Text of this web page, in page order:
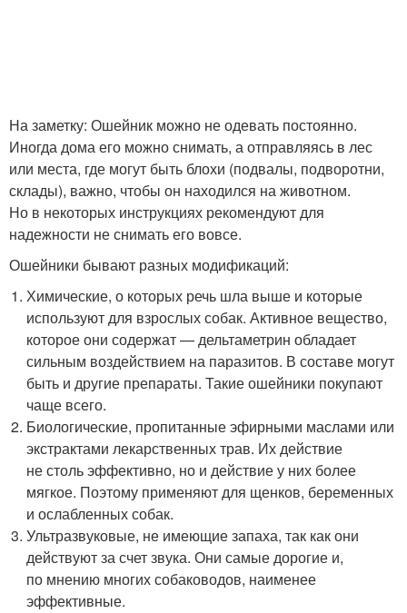
На заметку: Ошейник можно не одевать постоянно.
Иногда дома его можно снимать, а отправляясь в лес
или места, где могут быть блохи (подвалы, подворотни,
склады), важно, чтобы он находился на животном.
Но в некоторых инструкциях рекомендуют для
надежности не снимать его вовсе.
Ошейники бывают разных модификаций:
Химические, о которых речь шла выше и которые
используют для взрослых собак. Активное вещество,
которое они содержат — дельтаметрин обладает
сильным воздействием на паразитов. В составе могут
быть и другие препараты. Такие ошейники покупают
чаще всего.
Биологические, пропитанные эфирными маслами или
экстрактами лекарственных трав. Их действие
не столь эффективно, но и действие у них более
мягкое. Поэтому применяют для щенков, беременных
и ослабленных собак.
Ультразвуковые, не имеющие запаха, так как они
действуют за счет звука. Они самые дорогие и,
по мнению многих собаководов, наименее
эффективные.